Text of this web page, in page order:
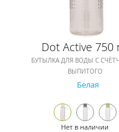
Dot Active 750
БУТЫЛКА ДЛЯ ВОДЫ С
ВЫПИТОГО
Белая
Нет в наличии